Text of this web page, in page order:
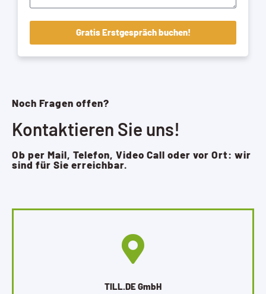
Gratis Erstgespräch buchen!
Noch Fragen offen?
Kontaktieren Sie uns!
Ob per Mail, Telefon, Video Call oder vor Ort: wir
sind für Sie erreichbar.
TILL.DE GmbH